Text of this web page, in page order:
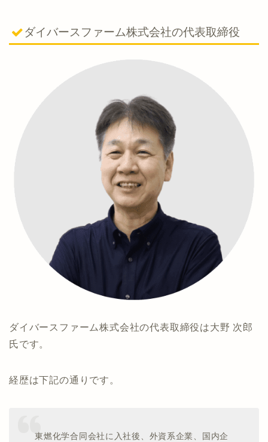
ダイバースファーム株式会社の代表取締役
ダイバースファーム株式会社の代表取締役は大野 次郎
氏です。
経歴は下記の通りです。
東燃化学合同会社に入社後、外資系企業、国内企